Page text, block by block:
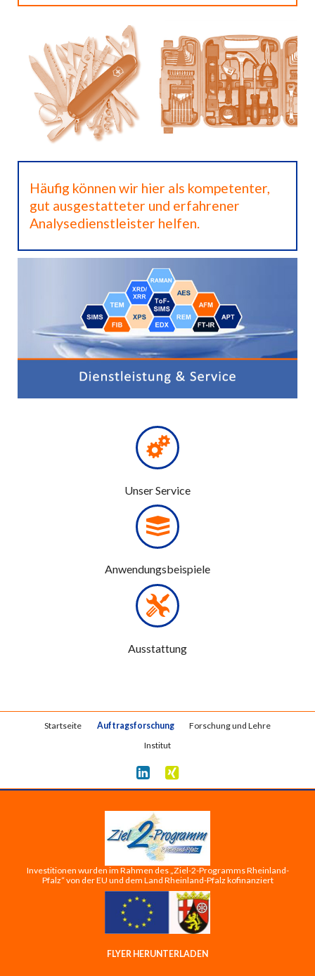
Häufig können wir hier als kompetenter,
gut ausgestatteter und erfahrener
Analysedienstleister helfen.
Unser Service
Anwendungsbeispiele
Ausstattung
Navigation
überspringen
Startseite Auftragsforschung
Forschung und Lehre
Institut
Investitionen wurden im Rahmen des „Ziel-2-Programms Rheinland-
Pfalz“ von der EU und dem Land Rheinland-Pfalz kofinanziert
FLYER HERUNTERLADEN